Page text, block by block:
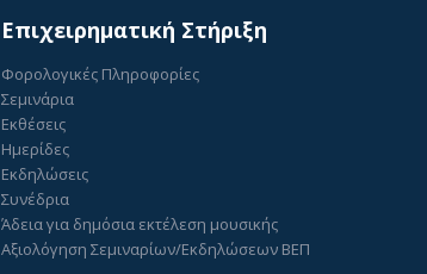
Επιχειρηματική Στήριξη
Φορολογικές Πληροφορίες
Σεμινάρια
Εκθέσεις
Ημερίδες
Εκδηλώσεις
Συνέδρια
Άδεια για δημόσια εκτέλεση μουσικής
Αξιολόγηση Σεμιναρίων/Εκδηλώσεων ΒΕΠ